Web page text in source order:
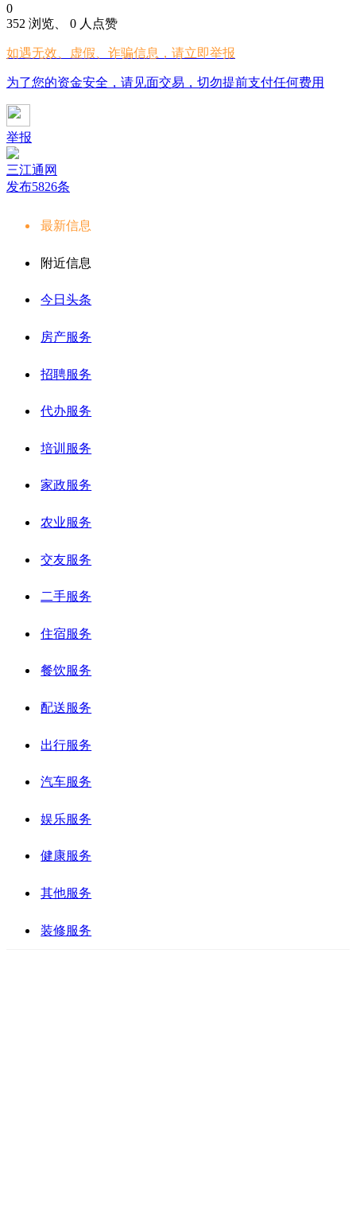
0
352 浏览、 0 人点赞
如遇无效、虚假、诈骗信息，请立即举报
为了您的资金安全，请见面交易，切勿提前支付任何费用
举报
三江通网
发布5826条
最新信息
附近信息
今日头条
房产服务
招聘服务
代办服务
培训服务
家政服务
农业服务
交友服务
二手服务
住宿服务
餐饮服务
配送服务
出行服务
汽车服务
娱乐服务
健康服务
其他服务
装修服务